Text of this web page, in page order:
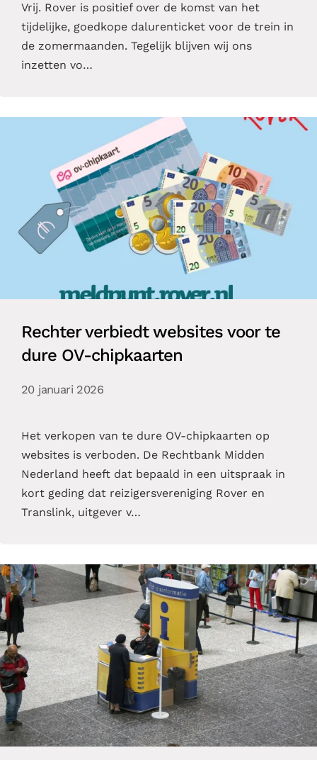
Vrij. Rover is positief over de komst van het
tijdelijke, goedkope dalurenticket voor de trein in
de zomermaanden. Tegelijk blijven wij ons
inzetten vo…
Rechter verbiedt websites voor te
dure OV-chipkaarten
20 januari 2026
Het verkopen van te dure OV-chipkaarten op
websites is verboden. De Rechtbank Midden
Nederland heeft dat bepaald in een uitspraak in
kort geding dat reizigersvereniging Rover en
Translink, uitgever v…